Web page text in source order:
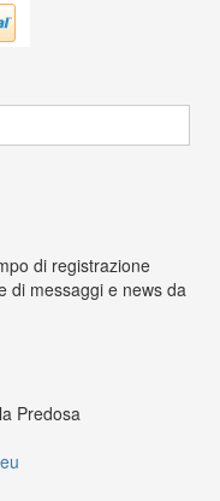
di registrazione
di messaggi e news da
Predosa